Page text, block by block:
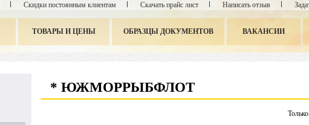
Скидки постоянным клиентам Скачать прайс лист Написать отзыв
ТОВАРЫ И ЦЕНЫ ОБРАЗЦЫ ДОКУМЕНТОВ ВАКАНСИИ
* ЮЖМОРРЫБФЛОТ